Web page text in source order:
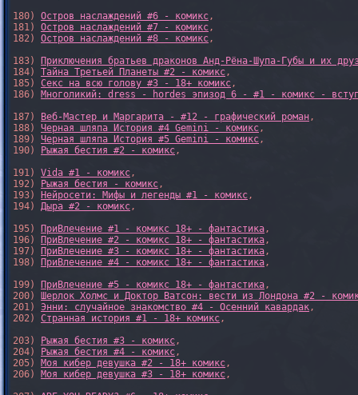
180) Остров наслаждений #6 - комикс,
181) Остров наслаждений #7 - комикс,
182) Остров наслаждений #8 - комикс,
183)
Приключения братьев драконов Анд-Рёна-Шупа-Губы и их
184) Тайна Третьей Планеты #2 - комикс,
185) Секс на всю голову #3 - 18+ комикс,
186) Многоликий: dress - hordes эпизод 6 - #1 - комикс -
187)
Веб-Мастер и Маргарита - #12 - графический роман,
188) Черная шляпа История #4 Gemini - комикс,
189) Черная шляпа История #5 Gemini - комикс,
190)
Рыжая бестия #2 - комикс,
191) Vida #1 - комикс,
192)
Рыжая бестия - комикс,
193)
Нейросети: Мифы и легенды #1 - комикс,
194) Дыра #2 - комикс,
195)
ПриВлечение #1 - комикс 18+ - фантастика,
196)
ПриВлечение #2 - комикс 18+ - фантастика,
197)
ПриВлечение #3 - комикс 18+ - фантастика,
198)
ПриВлечение #4 - комикс 18+ - фантастика,
199)
ПриВлечение #5 - комикс 18+ - фантастика,
200) Шерлок Холмс и Доктор Ватсон: вести из Лондона #2 -
201) Энни: случайное знакомство #4 - Осенний кавардак,
202) Странная история #1 - 18+ комикс,
203)
Рыжая бестия #3 - комикс,
204)
Рыжая бестия #4 - комикс,
205) Моя кибер девушка #2 - 18+ комикс,
206) Моя кибер девушка #3 - 18+ комикс,